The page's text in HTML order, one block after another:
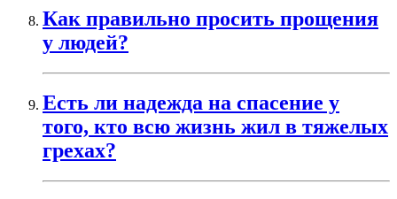
Как правильно просить прощения
у людей?
Есть ли надежда на спасение у
того, кто всю жизнь жил в тяжелых
грехах?